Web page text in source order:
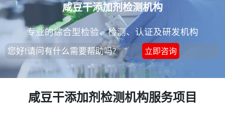
咸豆干添加剂检测机构
专业的综合型检验、检测、认证及研发机构
您好!请问有什么需要帮助吗? 立即咨询
咸豆干添加剂检测机构服务项目